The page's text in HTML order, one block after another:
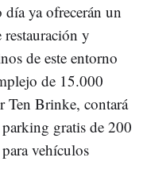
día ya ofrecerán un
y
de este entorno
de 15.000
Ten Brinke, contará
gratis de 200
vehículos